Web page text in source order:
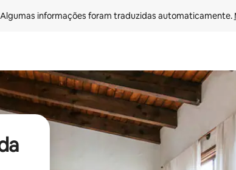
Algumas informações foram traduzidas automaticamente.